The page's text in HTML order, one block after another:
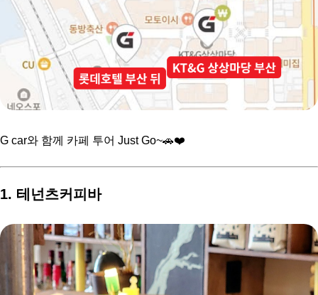
G car와 함께 카페 투어 Just Go~🚗❤️
1. 테넌츠커피바